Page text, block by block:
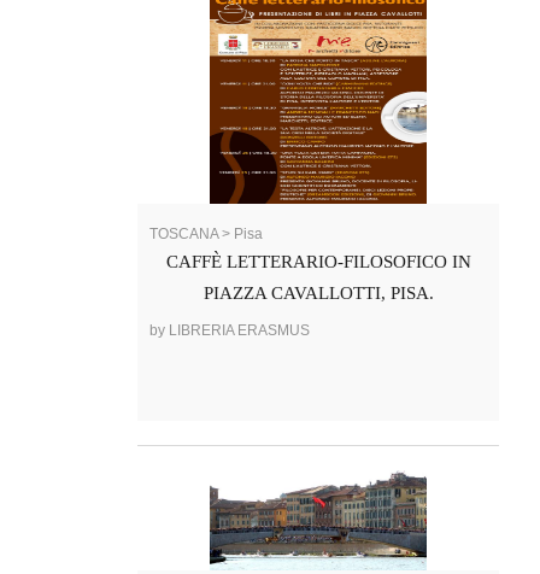
TOSCANA > Pisa
CAFFÈ LETTERARIO-FILOSOFICO IN
PIAZZA CAVALLOTTI, PISA.
by LIBRERIA ERASMUS